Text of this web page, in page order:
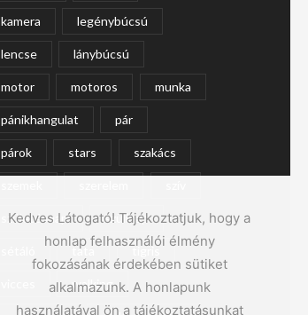
Kedves Látogató! Tájékoztatjuk, hogy a
honlap felhasználói élmény
fokozásának érdekében sütiket
alkalmazunk. A honlapunk
használatával ön a tájékoztatásunkat
kamera legénybúcsú
lencse lánybúcsú
motor motoros munka
pánikhangulat pár
párok stars szakács
születésnap szülinap
tata tigris
walking